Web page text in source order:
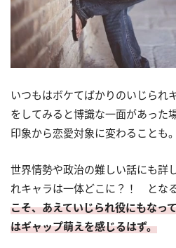
いつもはボケてばかりのいじられ
をしてみると博識な一面があった
印象から恋愛対象に変わることも。
世界情勢や政治の難しい話にも詳
れキャラは一体どこに？！ となる
こそ、あえていじられ役にもなっ
はギャップ萌えを感じるはず。